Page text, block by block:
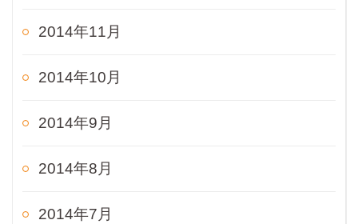
2014年11月
2014年10月
2014年9月
2014年8月
2014年7月